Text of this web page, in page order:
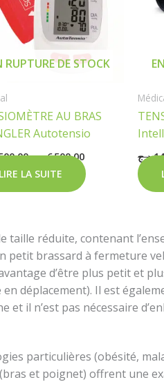
RUPTURE DE STOCK
AU BRAS
Autotensio
6 500,00 د.ج
LIRE LA SUITE
د.ج
taille réduite, contenant
petit brassard à fermeture
d’être plus petit et
déplacement). Il est
il n’est pas nécessaire
particulières (obésité,
et poignet) offrent une